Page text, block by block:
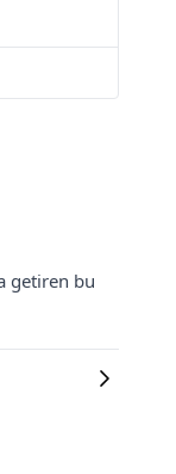
getiren bu